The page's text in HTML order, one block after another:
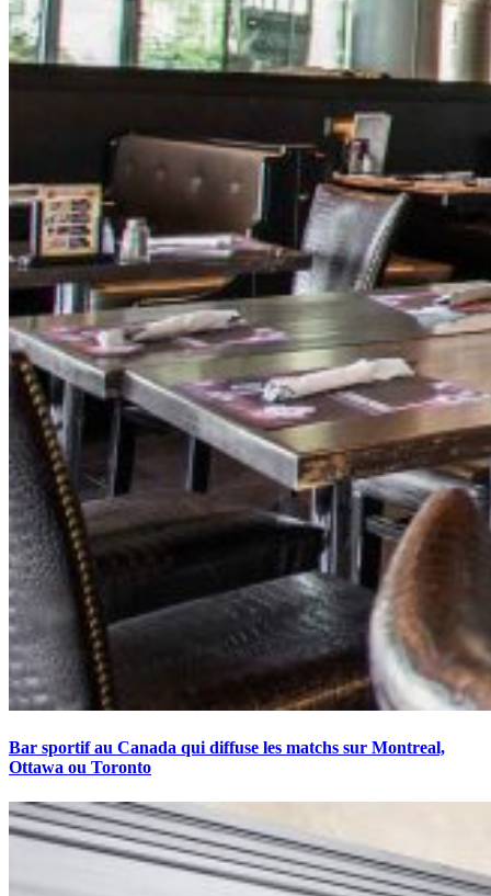
Bar sportif au Canada qui diffuse les matchs sur Montreal,
Ottawa ou Toronto